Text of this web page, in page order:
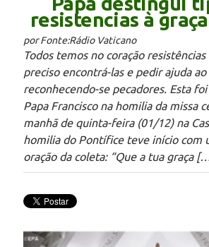
resistencias à
por Fonte:Rádio Vaticano
Todos temos no coração resistências
preciso encontrá-las e pedir ajuda ao
reconhecendo-se pecadores. Esta
Papa Francisco na homilia da missa
manhã de quinta-feira (01/12) na
homilia do Pontífice teve início com
oração da coleta: “Que a tua graça